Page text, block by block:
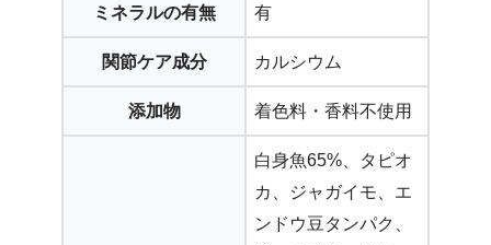
ミネラルの有無 有
関節ケア成分 カルシウム
添加物 着色料・香料不使用
白身魚65%、タピオ
カ、ジャガイモ、エ
ンドウ豆タンパク、